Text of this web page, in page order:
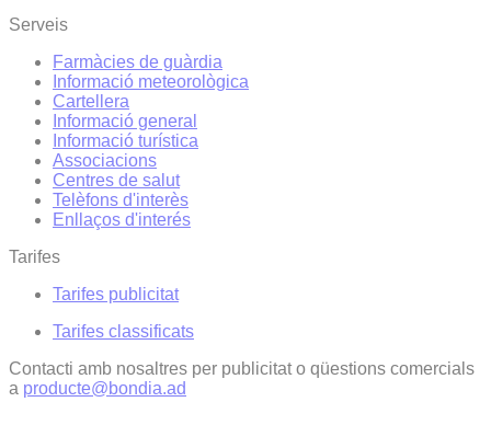
Serveis
Farmàcies de guàrdia
Informació meteorològica
Cartellera
Informació general
Informació turística
Associacions
Centres de salut
Telèfons d'interès
Enllaços d'interés
Tarifes
Tarifes publicitat
Tarifes classificats
Contacti amb nosaltres per publicitat o qüestions comercials
a producte@bondia.ad